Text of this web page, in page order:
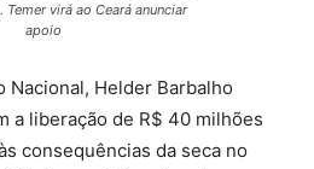
Temer virá ao Ceará anunciar
apoio
Nacional, Helder Barbalho
a liberação de R$ 40 milhões
consequências da seca no